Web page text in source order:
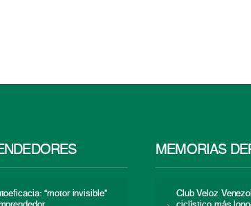
“motor invisible”
MEMORIAS
Club Veloz